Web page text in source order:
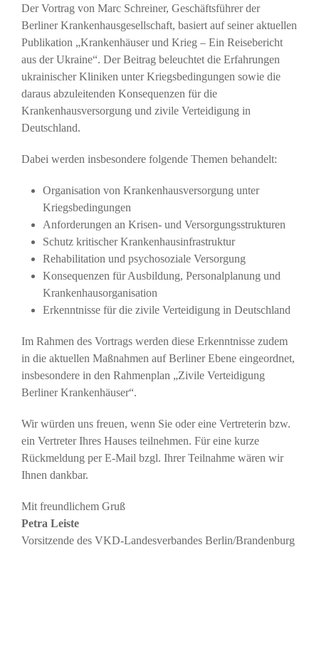
Der Vortrag von Marc Schreiner, Geschäftsführer der
Berliner Krankenhausgesellschaft, basiert auf seiner aktuellen
Publikation „Krankenhäuser und Krieg – Ein Reisebericht
aus der Ukraine“. Der Beitrag beleuchtet die Erfahrungen
ukrainischer Kliniken unter Kriegsbedingungen sowie die
daraus abzuleitenden Konsequenzen für die
Krankenhausversorgung und zivile Verteidigung in
Deutschland.
Dabei werden insbesondere folgende Themen behandelt:
Organisation von Krankenhausversorgung unter
Kriegsbedingungen
Anforderungen an Krisen- und Versorgungsstrukturen
Schutz kritischer Krankenhausinfrastruktur
Rehabilitation und psychosoziale Versorgung
Konsequenzen für Ausbildung, Personalplanung und
Krankenhausorganisation
Erkenntnisse für die zivile Verteidigung in Deutschland
Im Rahmen des Vortrags werden diese Erkenntnisse zudem
in die aktuellen Maßnahmen auf Berliner Ebene eingeordnet,
insbesondere in den Rahmenplan „Zivile Verteidigung
Berliner Krankenhäuser“.
Wir würden uns freuen, wenn Sie oder eine Vertreterin bzw.
ein Vertreter Ihres Hauses teilnehmen. Für eine kurze
Rückmeldung per E-Mail bzgl. Ihrer Teilnahme wären wir
Ihnen dankbar.
Mit freundlichem Gruß
Petra Leiste
Vorsitzende des VKD-Landesverbandes Berlin/Brandenburg